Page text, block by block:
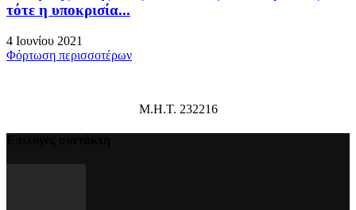
τότε η υποκρισία...
4 Ιουνίου 2021
Φόρτωση περισσοτέρων
Μ.Η.Τ. 232216